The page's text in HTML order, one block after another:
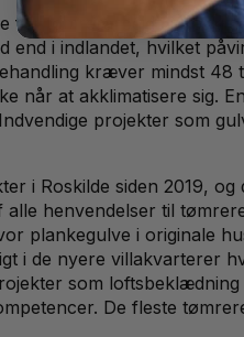
tømrerarbejde i
end i indlandet, hvilket
kræver mindst
når at akklimatisere sig.
projekter som
i Roskilde siden 2019,
alle henvendelser til
plankegulve i originale
i de nyere villakvarterer
som
De fleste